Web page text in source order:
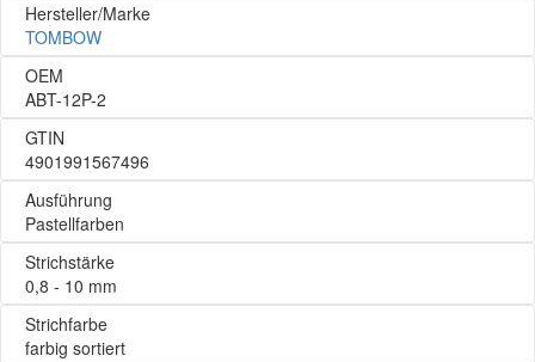
Hersteller/Marke
TOMBOW
OEM
ABT-12P-2
GTIN
4901991567496
Ausführung
Pastellfarben
Strichstärke
0,8 - 10 mm
Strichfarbe
farbig sortiert